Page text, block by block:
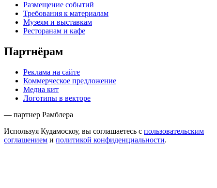
Размещение событий
Требования к материалам
Музеям и выставкам
Ресторанам и кафе
Партнёрам
Реклама на сайте
Коммерческое предложение
Медиа кит
Логотипы в векторе
— партнер Рамблера
Используя Кудамоскоу, вы соглашаетесь с пользовательским
соглашением и политикой конфиденциальности.